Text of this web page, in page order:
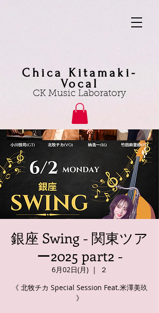
Chica Kitamaki-
Vocal
CK Music Laboratory
銀座 Swing - 関東ツア
ー2025 part2 -
6月02日(月)
  |
２
《 北牧チカ Special Session Feat.米澤美玖
》